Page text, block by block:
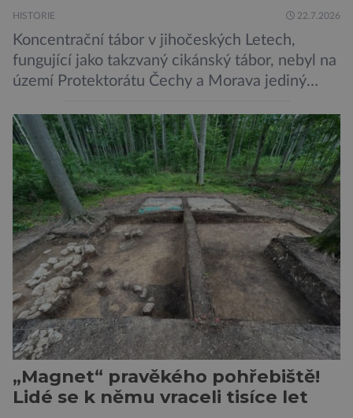
HISTORIE 22.7.2026
Koncentrační tábor v jihočeských Letech,
fungující jako takzvaný cikánský tábor, nebyl na
území Protektorátu Čechy a Morava jediný
v Hodoníně u Kunštátu. Jeho pozůstatky byly
nedávno odkrývány archeology. Někteří z asi
1400 Romů a Sintů, kteří byli v táboře
internováni, v něm vydechli naposledy. Jiné
čekal transport do […]
„Magnet“ pravěkého pohřebiště!
Lidé se k němu vraceli tisíce let